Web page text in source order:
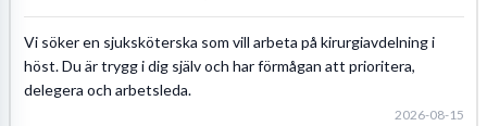
Vi söker en sjuksköterska som vill arbeta på kirurgiavdelning i
höst. Du är trygg i dig själv och har förmågan att prioritera,
delegera och arbetsleda.
2026-08-15